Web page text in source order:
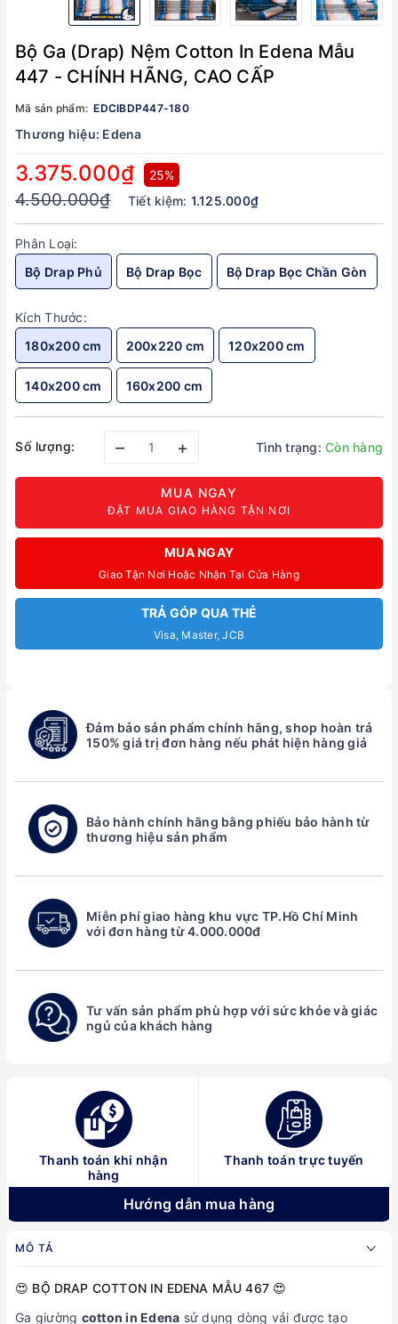
Bộ Ga (Drap) Nệm Cotton In Edena Mẫu
447 - CHÍNH HÃNG, CAO CẤP
Mã sản phẩm: EDCIBDP447-180
Thương hiệu: Edena
3.375.000₫ 25%
4.500.000₫ Tiết kiệm: 1.125.000₫
Phân Loại:
Bộ Drap Phủ
Bộ Drap Bọc Bộ Drap Bọc Chần Gòn
Kích Thước:
180x200 cm
200x220 cm 120x200 cm
140x200 cm 160x200 cm
Số lượng: – + Tình trạng: Còn hàng
MUA NGAY
ĐẶT MUA GIAO HÀNG TẬN NƠI
MUA NGAY
Giao Tận Nơi Hoặc Nhận Tại Cửa Hàng
TRẢ GÓP QUA THẺ
Visa, Master, JCB
Đảm bảo sản phẩm chính hãng, shop hoàn trả
150% giá trị đơn hàng nếu phát hiện hàng giả
Bảo hành chính hãng bằng phiếu bảo hành từ
thương hiệu sản phẩm
Miễn phí giao hàng khu vực TP.Hồ Chí Minh
với đơn hàng từ 4.000.000đ
Tư vấn sản phẩm phù hợp với sức khỏe và giác
ngủ của khách hàng
Thanh toán khi nhận
hàng
Thanh toán trực tuyến
Hướng dẫn mua hàng
MÔ TẢ
😍 BỘ DRAP COTTON IN EDENA MẪU 467 😍
Ga giường cotton in Edena sử dụng dòng vải được tạo